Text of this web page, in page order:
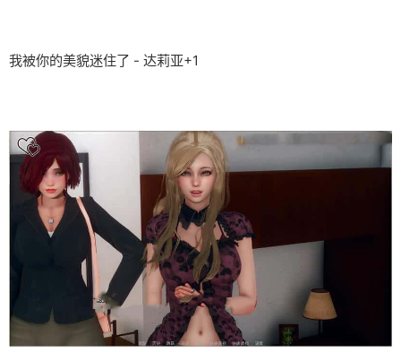
我被你的美貌迷住了 - 达莉亚+1